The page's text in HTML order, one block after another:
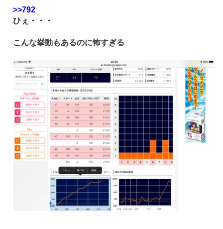
>>792
ひぇ・・・
こんな挙動もあるのに怖すぎる